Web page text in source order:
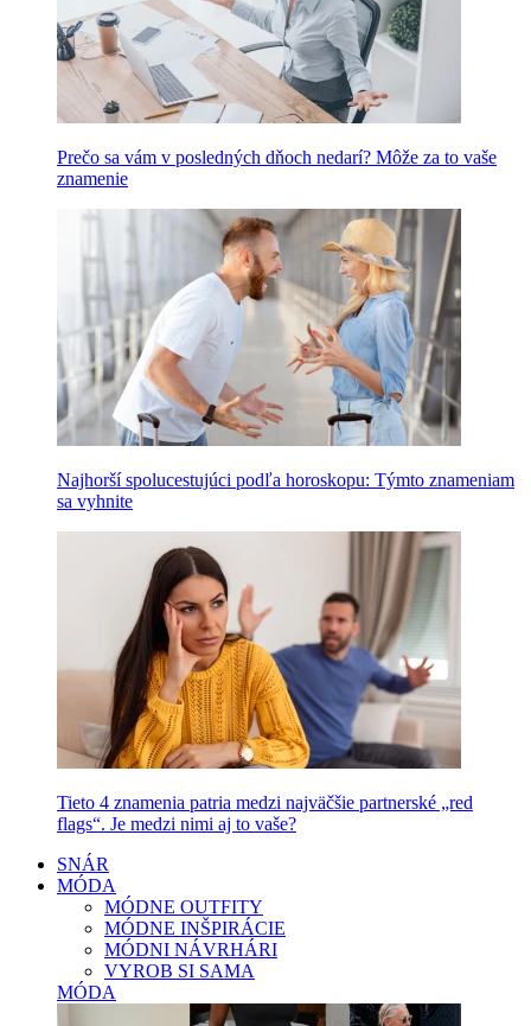
Prečo sa vám v posledných dňoch nedarí? Môže za to vaše
znamenie
Najhorší spolucestujúci podľa horoskopu: Týmto znameniam
sa vyhnite
Tieto 4 znamenia patria medzi najväčšie partnerské „red
flags“. Je medzi nimi aj to vaše?
SNÁR
MÓDA
MÓDNE OUTFITY
MÓDNE INŠPIRÁCIE
MÓDNI NÁVRHÁRI
VYROB SI SAMA
MÓDA